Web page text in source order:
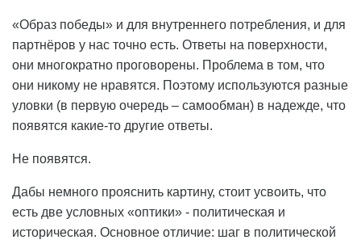
«Образ победы» и для внутреннего потребления, и для
партнёров у нас точно есть. Ответы на поверхности,
они многократно проговорены. Проблема в том, что
они никому не нравятся. Поэтому используются разные
уловки (в первую очередь – самообман) в надежде, что
появятся какие-то другие ответы.
Не появятся.
Дабы немного прояснить картину, стоит усвоить, что
есть две условных «оптики» - политическая и
историческая. Основное отличие: шаг в политической